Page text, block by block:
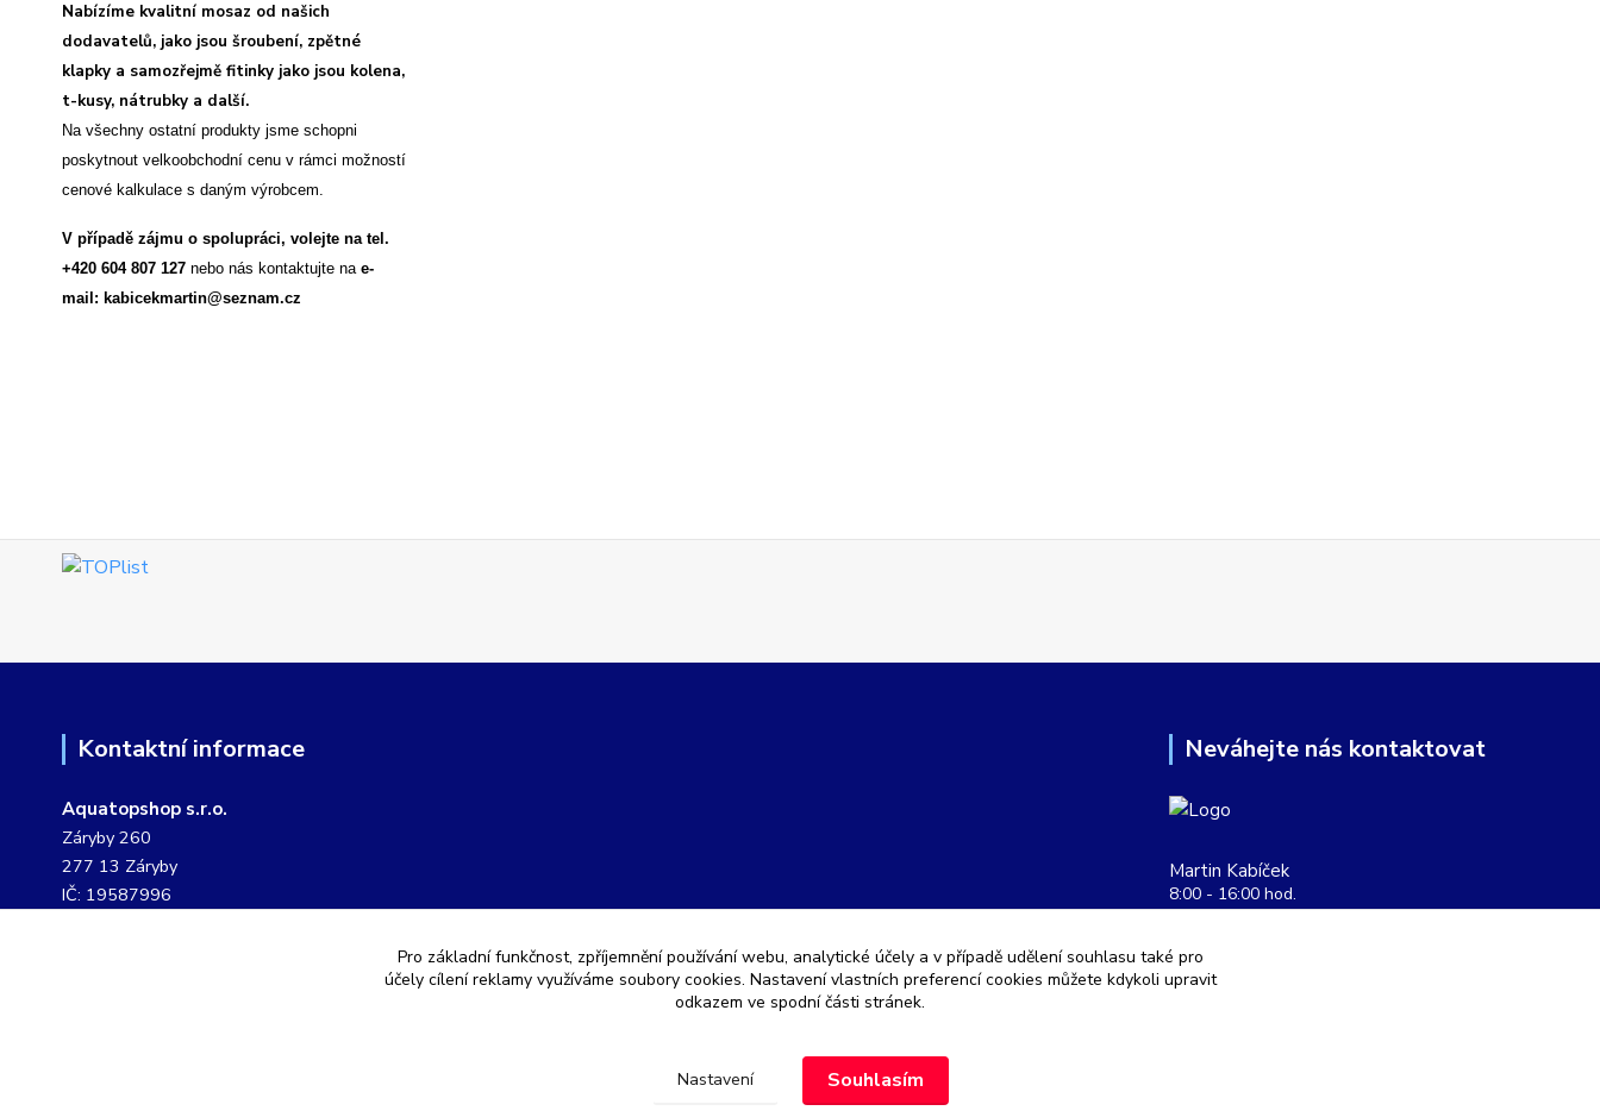
Nabízíme kvalitní mosaz od našich
dodavatelů, jako jsou šroubení, zpětné
klapky a samozřejmě fitinky jako jsou kolena,
t-kusy, nátrubky a další.
Na všechny ostatní produkty jsme schopni
poskytnout velkoobchodní cenu v rámci možností
cenové kalkulace s daným výrobcem.
V případě zájmu o spolupráci, volejte na tel.
+420 604 807 127 nebo nás kontaktujte nae-
mail: kabicekmartin@seznam.cz
Kontaktní informace
Aquatopshop s.r.o.
Záryby 260
277 13 Záryby
IČ: 19587996
Neváhejte nás kontaktovat
Martin Kabíček
8:00 - 16:00 hod.
Pro základní funkčnost, zpříjemnění používání webu, analytické účely a v případě udělení souhlasu také pro
účely cílení reklamy využíváme soubory cookies. Nastavení vlastních preferencí cookies můžete kdykoli upravit
odkazem ve spodní části stránek.
Nastavení Souhlasím